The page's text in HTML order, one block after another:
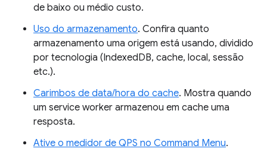
de baixo ou médio custo.
Uso do armazenamento. Confira quanto
armazenamento uma origem está usando, dividido
por tecnologia (IndexedDB, cache, local, sessão
etc.).
Carimbos de data/hora do cache. Mostra quando
um service worker armazenou em cache uma
resposta.
Ative o medidor de QPS no Command Menu.